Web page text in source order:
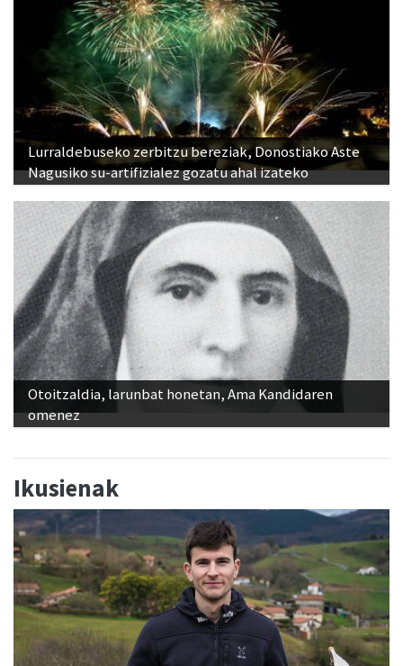
Lurraldebuseko zerbitzu bereziak, Donostiako Aste
Nagusiko su-artifizialez gozatu ahal izateko
Otoitzaldia, larunbat honetan, Ama Kandidaren
omenez
Ikusienak